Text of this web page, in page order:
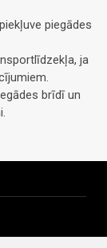
piegādes
ja
brīdī un